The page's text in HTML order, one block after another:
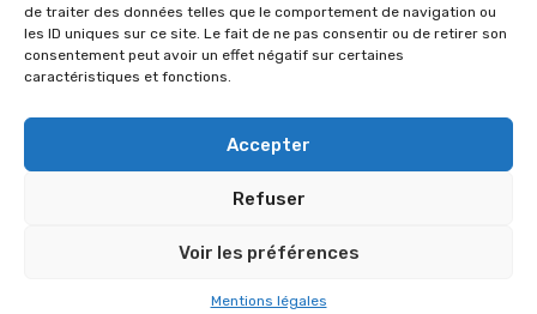
de traiter des données telles que le comportement de navigation ou
les ID uniques sur ce site. Le fait de ne pas consentir ou de retirer son
consentement peut avoir un effet négatif sur certaines
caractéristiques et fonctions.
Accepter
Refuser
Voir les préférences
Mentions légales